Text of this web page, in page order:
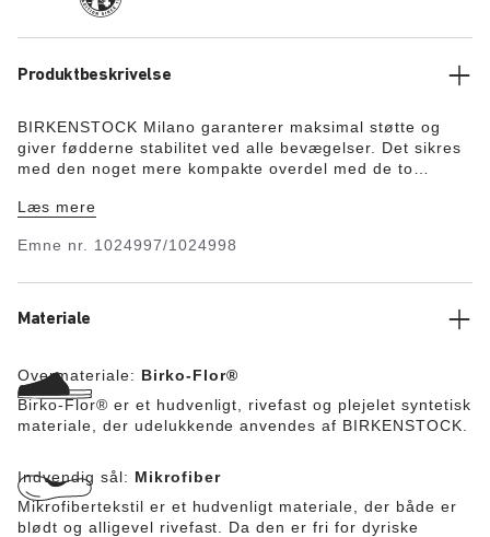
Produktbeskrivelse
BIRKENSTOCK Milano garanterer maksimal støtte og
giver fødderne stabilitet ved alle bevægelser. Det sikres
med den noget mere kompakte overdel med de to
afstemte detaljer er prikken over i’et i skoens raffinerede
syntetiske materiale Birko-Flor®.
Læs mere
Emne nr. 1024997/1024998
Materiale
Overmateriale: Birko-Flor®
Birko-Flor® er et hudvenligt, rivefast og plejelet syntetisk
materiale, der udelukkende anvendes af BIRKENSTOCK.
Indvendig sål: Mikrofiber
Mikrofibertekstil er et hudvenligt materiale, der både er
blødt og alligevel rivefast. Da den er fri for dyriske